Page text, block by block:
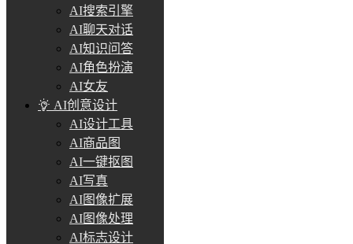
AI搜索引擎
AI聊天对话
AI知识问答
AI角色扮演
AI女友
AI创意设计
AI设计工具
AI商品图
AI一键抠图
AI写真
AI图像扩展
AI图像处理
AI标志设计